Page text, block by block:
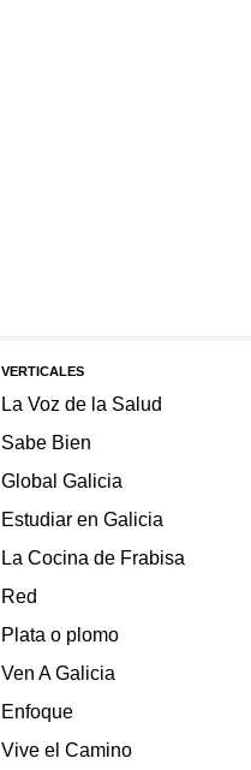
VERTICALES
La Voz de la Salud
Sabe Bien
Global Galicia
Estudiar en Galicia
La Cocina de Frabisa
Red
Plata o plomo
Ven A Galicia
Enfoque
Vive el Camino